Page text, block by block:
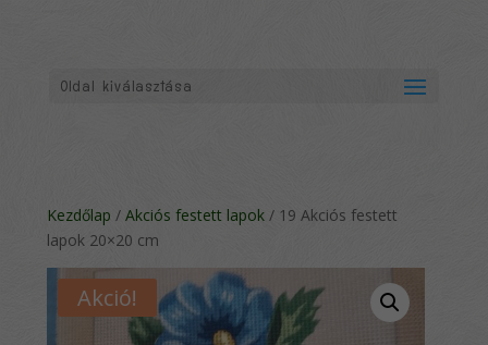
Oldal kiválasztása
Kezdőlap /Akciós festett lapok / 19 Akciós festett
lapok 20×20 cm
Akció!